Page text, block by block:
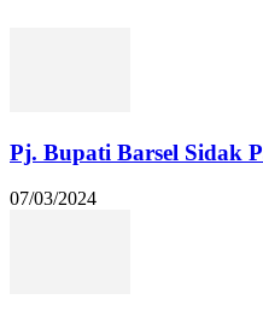
Pj. Bupati Barsel Sidak
07/03/2024